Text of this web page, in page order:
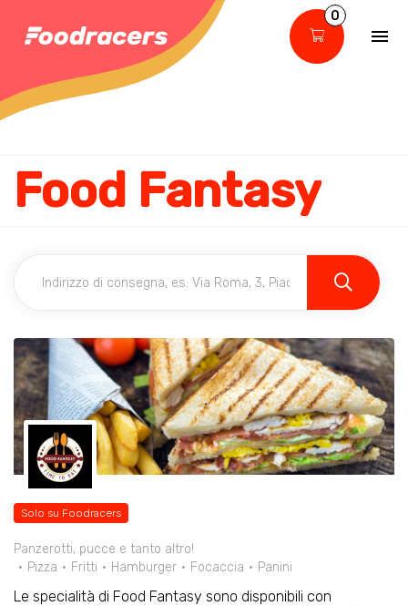
0
Food Fantasy
Solo su Foodracers
Panzerotti, pucce e tanto altro!
Pizza
Fritti Hamburger Focaccia Panini
Le specialità di Food Fantasy sono disponibili con